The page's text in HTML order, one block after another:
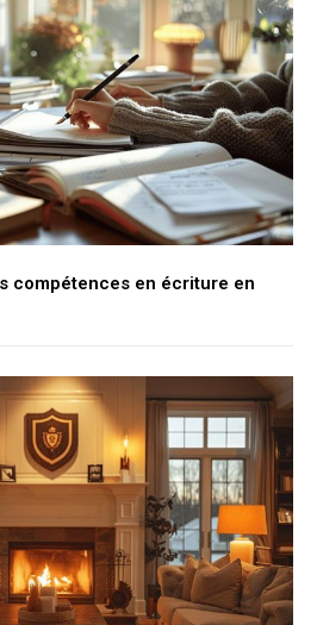
compétences en écriture en